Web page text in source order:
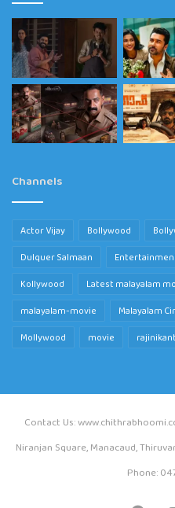
Channels
Actor Vijay Bollywood
Dulquer Salmaan
Kollywood
Latest malayalam
malayalam-movie
Malayalam
Mollywood
movie
Contact Us:
Niranjan Square, Manacaud,
Phone: